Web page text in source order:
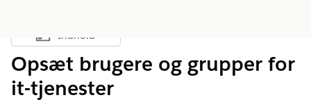
Vis indholdsfortegnelse
Indhold
Opsæt brugere og grupper for
it-tjenester